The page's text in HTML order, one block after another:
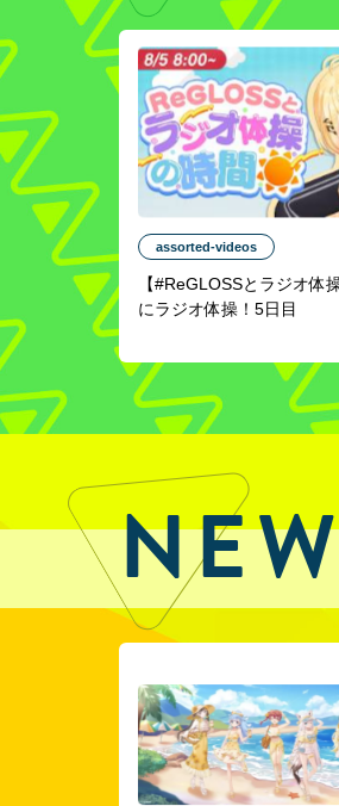
assorted-videos
【#ReGLOSSとラジオ体
にラジオ体操！5日目